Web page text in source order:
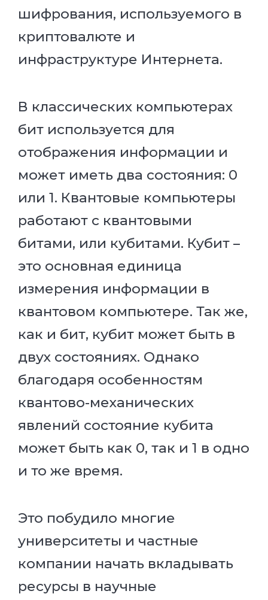
шифрования, используемого в
криптовалюте и
инфраструктуре Интернета.
В классических компьютерах
бит используется для
отображения информации и
может иметь два состояния: 0
или 1. Квантовые компьютеры
работают с квантовыми
битами, или кубитами. Кубит –
это основная единица
измерения информации в
квантовом компьютере. Так же,
как и бит, кубит может быть в
двух состояниях. Однако
благодаря особенностям
квантово-механических
явлений состояние кубита
может быть как 0, так и 1 в одно
и то же время.
Это побудило многие
университеты и частные
компании начать вкладывать
ресурсы в научные